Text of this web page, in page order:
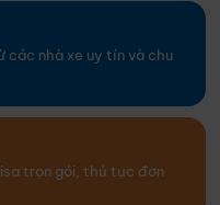
các nhà xe uy tín và chu
trọn gói, thủ tục đơn